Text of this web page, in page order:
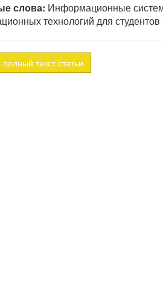
слова: Информационные
технологий для
текст статьи